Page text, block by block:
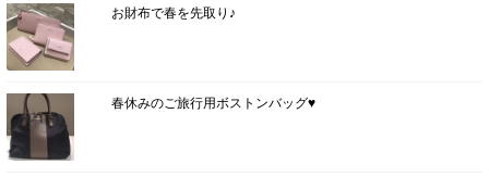
お財布で春を先取り♪
春休みのご旅行用ボストンバッグ♥